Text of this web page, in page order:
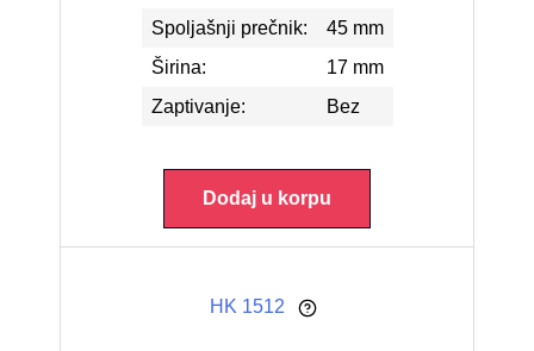
Spoljašnji prečnik:
45 mm
Širina:
17 mm
Zaptivanje:
Bez
Dodaj u korpu
HK 1512